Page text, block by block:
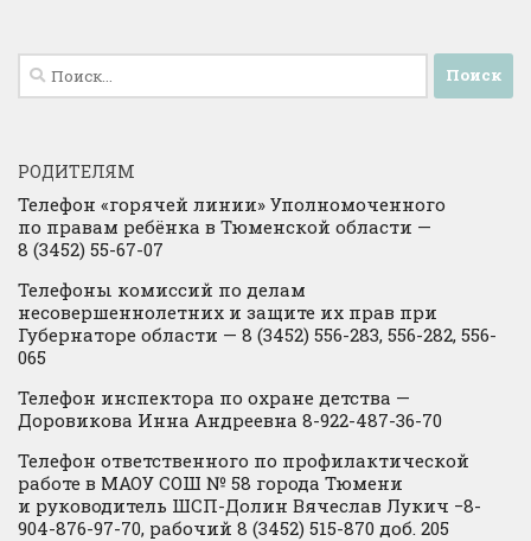
Найти:
РОДИТЕЛЯМ
Телефон «горячей линии» Уполномоченного
по правам ребёнка в Тюменской области —
8 (3452) 55-67-07
Телефоны комиссий по делам
несовершеннолетних и защите их прав при
Губернаторе области — 8 (3452) 556-283, 556-282, 556-
065
Телефон инспектора по охране детства —
Доровикова Инна Андреевна 8-922-487-36-70
Телефон ответственного по профилактической
работе в МАОУ СОШ № 58 города Тюмени
и руководитель ШСП-Долин Вячеслав Лукич −8-
904-876-97-70, рабочий 8 (3452) 515-870 доб. 205